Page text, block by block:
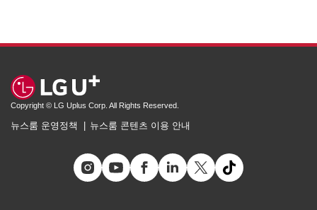
Copyright © LG Uplus Corp. All Rights Reserved.
뉴스룸 운영정책 뉴스룸 콘텐츠 이용 안내